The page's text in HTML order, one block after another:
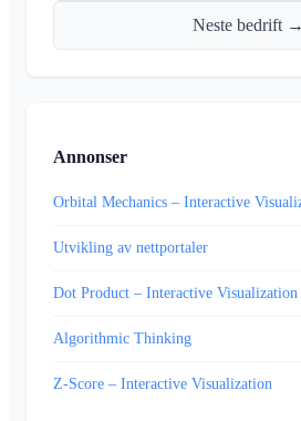
Neste bedrift →
Annonser
Orbital Mechanics – Interactive
Utvikling av nettportaler
Dot Product – Interactive Visualization
Algorithmic Thinking
Z-Score – Interactive Visualization